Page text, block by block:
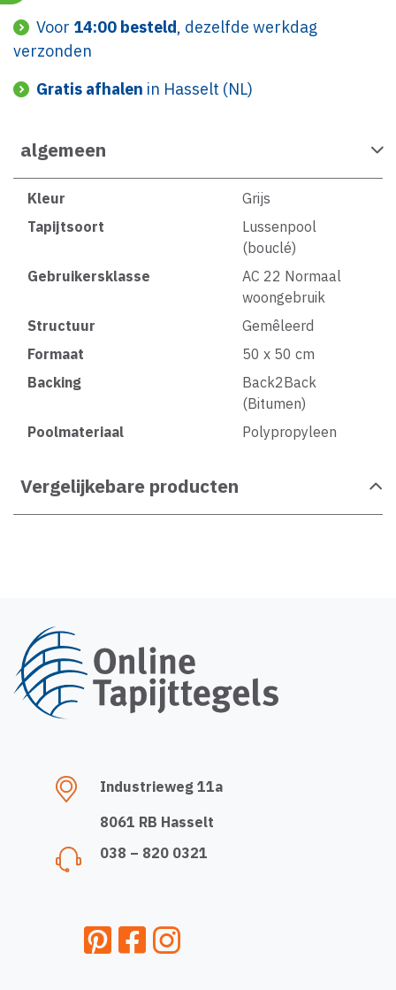
Voor 14:00 besteld, dezelfde werkdag
verzonden
Gratis afhalen in Hasselt (NL)
algemeen
Kleur
Grijs
Tapijtsoort
Lussenpool
(bouclé)
Gebruikersklasse
AC 22 Normaal
woongebruik
Structuur
Gemêleerd
Formaat
50 x 50 cm
Backing
Back2Back
(Bitumen)
Poolmateriaal
Polypropyleen
Vergelijkebare producten
Industrieweg 11a
8061 RB Hasselt
038 – 820 0321